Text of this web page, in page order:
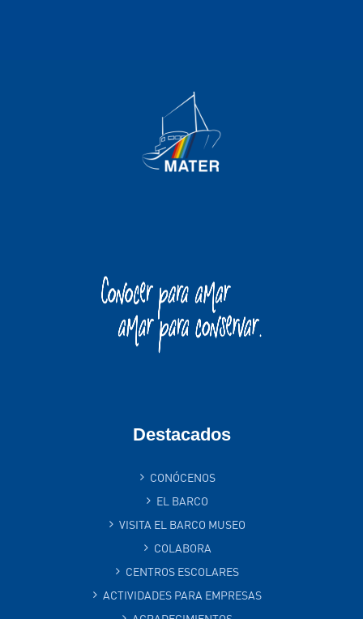
Destacados
CONÓCENOS
EL BARCO
VISITA EL BARCO MUSEO
COLABORA
CENTROS ESCOLARES
ACTIVIDADES PARA EMPRESAS